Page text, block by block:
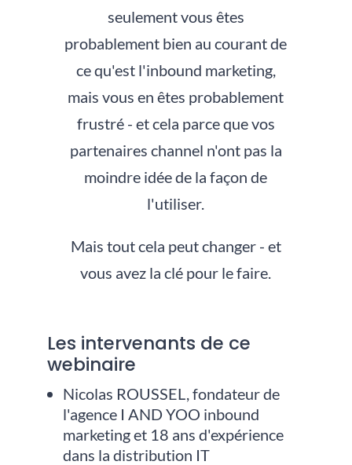
seulement vous êtes
probablement bien au courant de
ce qu'est l'inbound marketing,
mais vous en êtes probablement
frustré - et cela parce que vos
partenaires channel n'ont pas la
moindre idée de la façon de
l'utiliser.
Mais tout cela peut changer - et
vous avez la clé pour le faire.
Les intervenants de ce
webinaire
Nicolas ROUSSEL, fondateur de
l'agence I AND YOO inbound
marketing et 18 ans d'expérience
dans la distribution IT